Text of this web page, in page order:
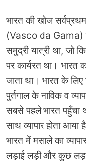
भारत की खोज
(Vasco da Gama)
समुद्री यात्री था,
पर कार्यरत था। भारत
जाता था। भारत के
पुर्तगाल के नाविक व
सबसे पहले भारत पहुँचा
साथ व्‍यापार होता आया
भारत में मसाले का
लड़ाई लड़ी और कुछ